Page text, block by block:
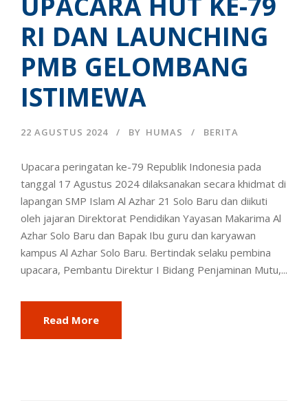
RI DAN LAUNCHING
PMB GELOMBANG
ISTIMEWA
22 AGUSTUS 2024 BY HUMAS BERITA
Upacara peringatan ke-79 Republik Indonesia pada
tanggal 17 Agustus 2024 dilaksanakan secara khidmat di
lapangan SMP Islam Al Azhar 21 Solo Baru dan diikuti
oleh jajaran Direktorat Pendidikan Yayasan Makarima Al
Azhar Solo Baru dan Bapak Ibu guru dan karyawan
kampus Al Azhar Solo Baru. Bertindak selaku pembina
upacara, Pembantu Direktur I Bidang Penjaminan Mutu,...
Read More